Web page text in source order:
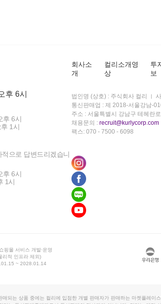
후 6시
후 6시
1시
으로 답변드리겠습니
후 6시
1시
회사소
개
컬리소개영
상
투
보
법인명 (상호) : 주식회사 컬리
통신판매업 : 제 2018-서울강남-
주소 : 서울특별시 강남구 테헤란
채용문의 : recruit@kurlycorp.com
팩스: 070 - 7500 - 6098
핑몰 서비스 개발·운영
리적 인프라 제외)
~ 2028.01.14
매되는 상품 중에는 컬리에 입점한 개별 판매자가 판매하는 마켓플레이